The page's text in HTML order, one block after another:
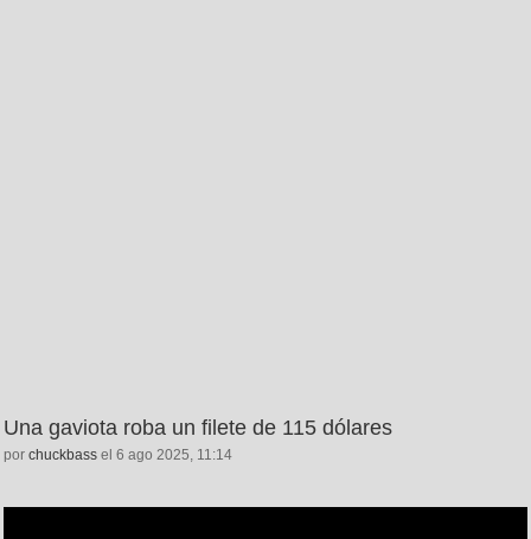
Una gaviota roba un filete de 115 dólares
por chuckbass el 6 ago 2025, 11:14